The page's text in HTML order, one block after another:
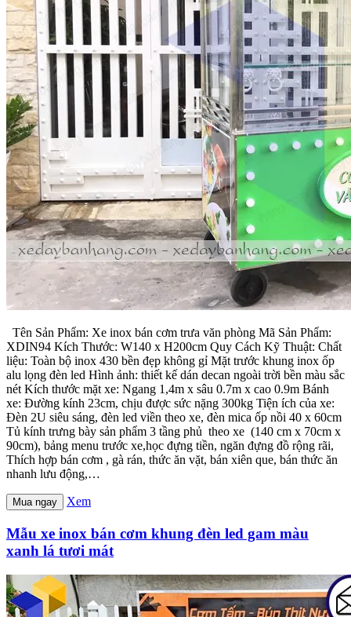
Tên Sản Phẩm: Xe inox bán cơm trưa văn phòng Mã Sản Phẩm:
XDIN94 Kích Thước: W140 x H200cm Quy Cách Kỹ Thuật: Chất
liệu: Toàn bộ inox 430 bền đẹp không gỉ Mặt trước khung inox ốp
alu lọng đèn led Hình ảnh: thiết kế dán decan ngoài trời bền màu sắc
nét Kích thước mặt xe: Ngang 1,4m x sâu 0.7m x cao 0.9m Bánh
xe: Đường kính 23cm, chịu được sức nặng 300kg Tiện ích của xe:
Đèn 2U siêu sáng, đèn led viền theo xe, đèn mica ốp nồi 40 x 60cm
Tủ kính trưng bày sản phẩm 3 tầng phủ theo xe (140 cm x 70cm x
90cm), bảng menu trước xe,học đựng tiền, ngăn đựng đồ rộng rãi,
Thích hợp bán cơm , gà rán, thức ăn vặt, bán xiên que, bán thức ăn
nhanh lưu động,…
Mua ngay Xem
Mẫu xe inox bán cơm khung đèn led gam màu
xanh lá tươi mát